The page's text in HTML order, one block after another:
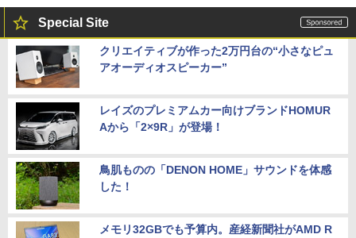
Special Site
クリエイティブが作った2万円台の“小さなピュ
アオーディオスピーカー”
レイズのプレミアムカー向けブランドHOMUR
Aから「2×9R」が登場！
鳥肌ものの「DENON HOME」サウンドを体感
した！
メモリ32GBでも予算内。産経新聞社がAMD R